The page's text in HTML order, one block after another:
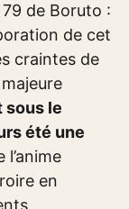
79 de Boruto :
de cet
craintes de
sous le
été une
en